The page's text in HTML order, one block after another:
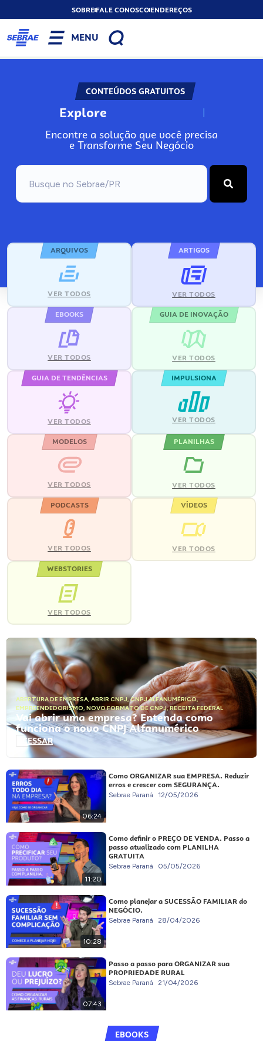
SOBREFALE CONOSCOENDEREÇOS
MENU
CONTEÚDOS GRATUITOS
Explore N
Encontre a solução que você precisa
e Transforme Seu Negócio
ARQUIVOS
VER TODOS
ARTIGOS
VER TODOS
EBOOKS
VER TODOS
GUIA DE INOVAÇÃO
VER TODOS
GUIA DE TENDÊNCIAS
VER TODOS
IMPULSIONA
VER TODOS
MODELOS
VER TODOS
PLANILHAS
VER TODOS
PODCASTS
VER TODOS
VÍDEOS
VER TODOS
WEBSTORIES
VER TODOS
ABERTURA DE EMPRESA, ABRIR CNPJ,CNPJ ALFANUMÉRICO,
EMPREENDEDORISMO, NOVO FORMATO DE CNPJ,RECEITA FEDERAL
Vai abrir uma empresa? Entenda como
funciona o novo CNPJ Alfanumérico
ACESSAR
06:24
Como ORGANIZAR sua EMPRESA. Reduzir
erros e crescer com SEGURANÇA.
Sebrae Paraná 12/05/2026
11:20
Como definir o PREÇO DE VENDA. Passo a
passo atualizado com PLANILHA
GRATUITA
Sebrae Paraná 05/05/2026
10:28
Como planejar a SUCESSÃO FAMILIAR do
NEGÓCIO.
Sebrae Paraná 28/04/2026
07:43
Passo a passo para ORGANIZAR sua
PROPRIEDADE RURAL
Sebrae Paraná 21/04/2026
EBOOKS